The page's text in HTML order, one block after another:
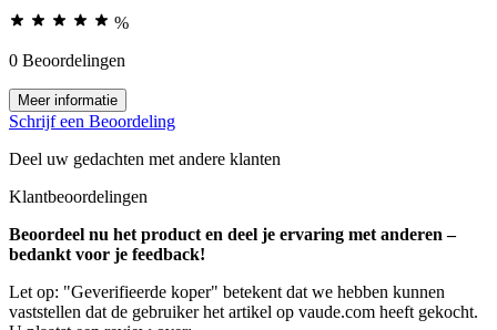
%
0 Beoordelingen
Meer informatie
Schrijf een Beoordeling
Deel uw gedachten met andere klanten
Klantbeoordelingen
Beoordeel nu het product en deel je ervaring met anderen –
bedankt voor je feedback!
Let op: "Geverifieerde koper" betekent dat we hebben kunnen
vaststellen dat de gebruiker het artikel op vaude.com heeft gekocht.